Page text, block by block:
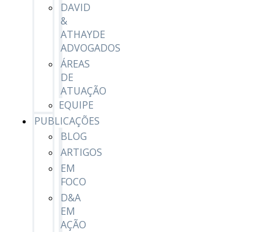
DAVID
&
ATHAYDE
ADVOGADOS
ÁREAS
DE
ATUAÇÃO
EQUIPE
PUBLICAÇÕES
BLOG
ARTIGOS
EM
FOCO
D&A
EM
AÇÃO